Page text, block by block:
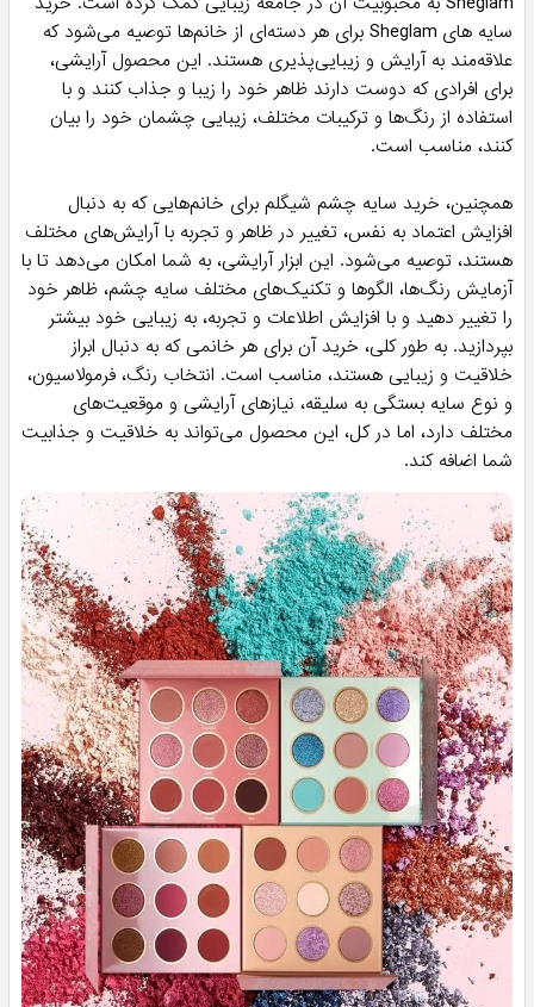
سایه های Sheglam برای هر دسته‌ای از خانم‌ها توصیه می‌شود که
علاقه‌مند به آرایش و زیبایی‌پذیری هستند. این محصول آرایشی،
برای افرادی که دوست دارند ظاهر خود را زیبا و جذاب کنند و با
استفاده از رنگ‌ها و ترکیبات مختلف، زیبایی چشمان خود را بیان
کنند، مناسب است.
همچنین، خرید سایه چشم شیگلم برای خانم‌هایی که به دنبال
افزایش اعتماد به نفس، تغییر در ظاهر و تجربه با آرایش‌های مختلف
هستند، توصیه می‌شود. این ابزار آرایشی، به شما امکان می‌دهد تا با
آزمایش رنگ‌ها، الگوها و تکنیک‌های مختلف سایه چشم، ظاهر خود
را تغییر دهید و با افزایش اطلاعات و تجربه، به زیبایی خود بیشتر
بپردازید. به طور کلی، خرید آن برای هر خانمی که به دنبال ابراز
خلاقیت و زیبایی هستند، مناسب است. انتخاب رنگ، فرمولاسیون،
و نوع سایه بستگی به سلیقه، نیازهای آرایشی و موقعیت‌های
مختلف دارد، اما در کل، این محصول می‌تواند به خلاقیت و جذابیت
شما اضافه کند.